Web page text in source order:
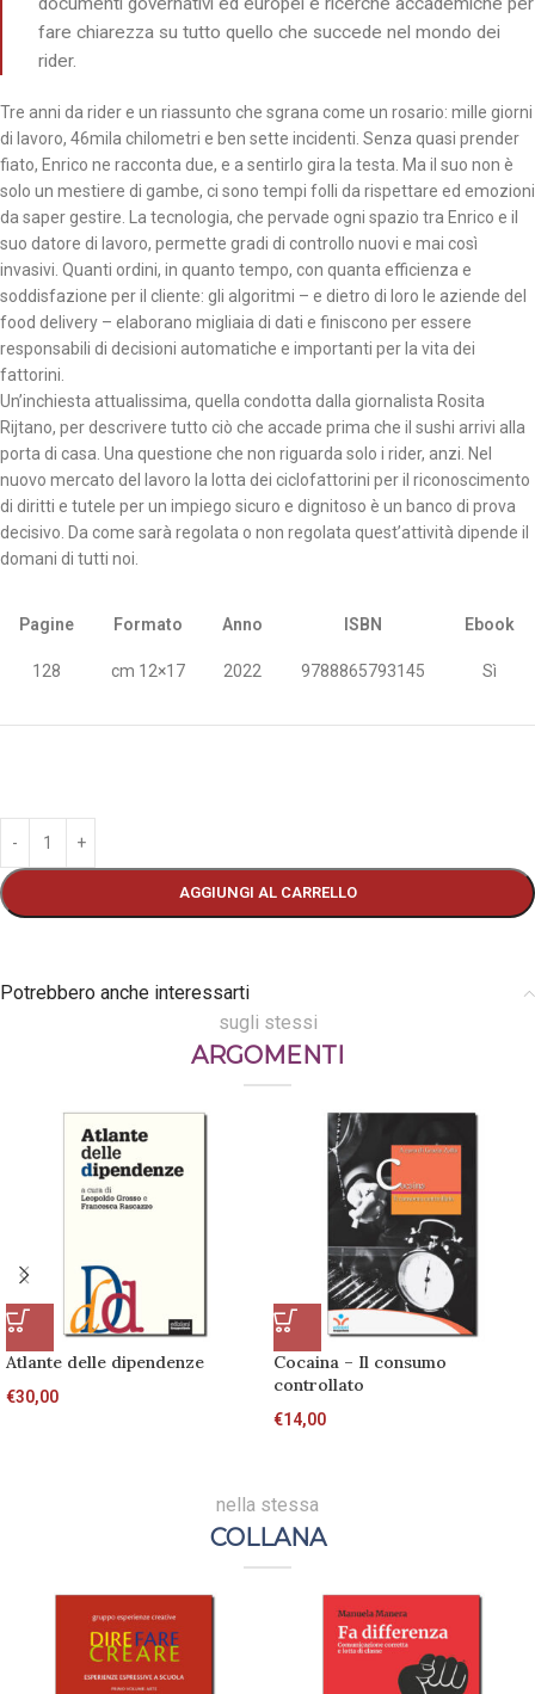
fare chiarezza su tutto quello che succede nel mondo dei
rider.
Tre anni da rider e un riassunto che sgrana come un rosario: mille giorni
di lavoro, 46mila chilometri e ben sette incidenti. Senza quasi prender
fiato, Enrico ne racconta due, e a sentirlo gira la testa. Ma il suo non è
solo un mestiere di gambe, ci sono tempi folli da rispettare ed emozioni
da saper gestire. La tecnologia, che pervade ogni spazio tra Enrico e il
suo datore di lavoro, permette gradi di controllo nuovi e mai così
invasivi. Quanti ordini, in quanto tempo, con quanta efficienza e
soddisfazione per il cliente: gli algoritmi – e dietro di loro le aziende del
food delivery – elaborano migliaia di dati e finiscono per essere
responsabili di decisioni automatiche e importanti per la vita dei
fattorini.
Un’inchiesta attualissima, quella condotta dalla giornalista Rosita
Rijtano, per descrivere tutto ciò che accade prima che il sushi arrivi alla
porta di casa. Una questione che non riguarda solo i rider, anzi. Nel
nuovo mercato del lavoro la lotta dei ciclofattorini per il riconoscimento
di diritti e tutele per un impiego sicuro e dignitoso è un banco di prova
decisivo. Da come sarà regolata o non regolata quest’attività dipende il
domani di tutti noi.
Pagine
128
Formato
cm 12×17
Anno
2022
ISBN
9788865793145
Ebook
Sì
AGGIUNGI AL CARRELLO
Potrebbero anche interessarti
sugli stessi
ARGOMENTI
Atlante delle dipendenze
€30,00
Cocaina – Il consumo
controllato
€14,00
nella stessa
COLLANA